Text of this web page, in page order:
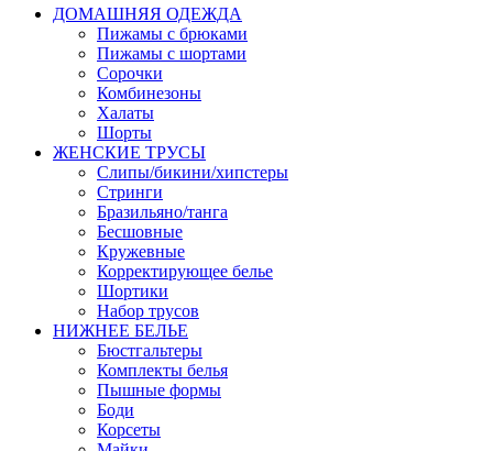
ДОМАШНЯЯ ОДЕЖДА
Пижамы с брюками
Пижамы с шортами
Сорочки
Комбинезоны
Халаты
Шорты
ЖЕНСКИЕ ТРУСЫ
Слипы/бикини/хипстеры
Стринги
Бразильяно/танга
Бесшовные
Кружевные
Корректирующее белье
Шортики
Набор трусов
НИЖНЕЕ БЕЛЬЕ
Бюстгальтеры
Комплекты белья
Пышные формы
Боди
Корсеты